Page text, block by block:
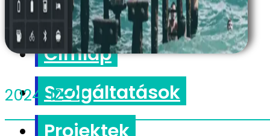
Címlap
Szolgáltatások
2024-12-21